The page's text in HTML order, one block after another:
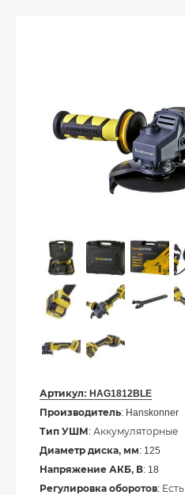
Артикул: HAG1812BLE
Производитель: Hanskonner
Тип УШМ: Аккумуляторные
Диаметр диска, мм: 125
Напряжение АКБ, В: 18
Регулировка оборотов: Есть